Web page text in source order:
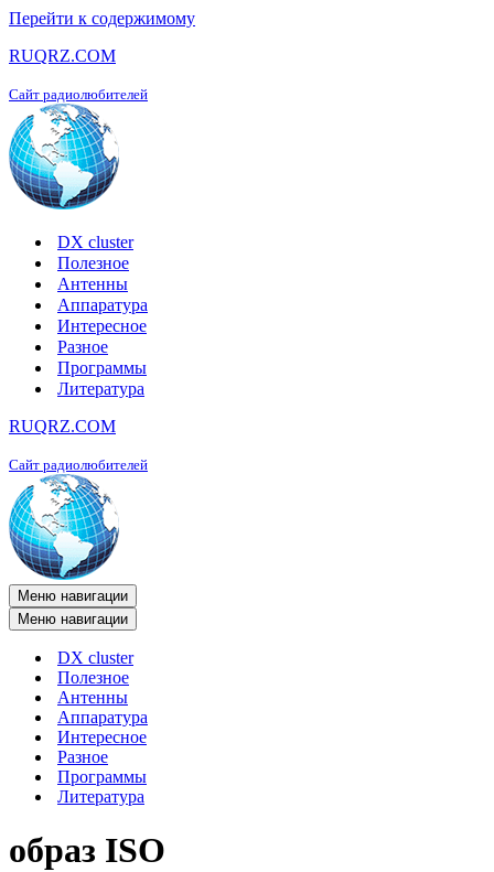
Перейти к содержимому
RUQRZ.COM
Сайт радиолюбителей
DX cluster
Полезное
Антенны
Аппаратура
Интересное
Разное
Программы
Литература
RUQRZ.COM
Сайт радиолюбителей
Меню навигации
Меню навигации
DX cluster
Полезное
Антенны
Аппаратура
Интересное
Разное
Программы
Литература
образ ISO